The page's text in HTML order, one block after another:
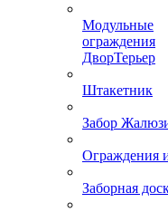
Модульные
ограждения
ДворТерьер
Штакетник
Забор
Ограждения
Заборная